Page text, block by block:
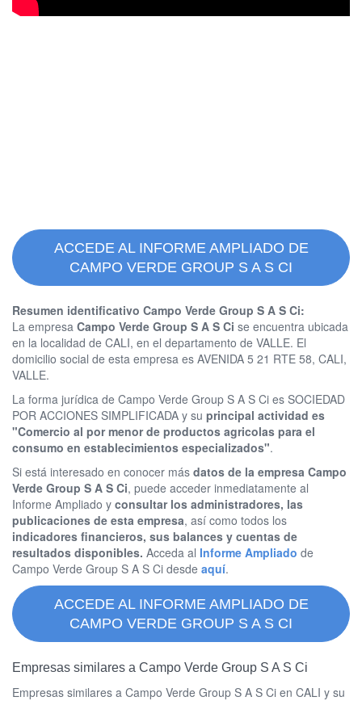
ACCEDE AL INFORME AMPLIADO DE
CAMPO VERDE GROUP S A S CI
Resumen identificativo Campo Verde Group S A S Ci:
La empresa Campo Verde Group S A S Ci se encuentra ubicada
en la localidad de CALI, en el departamento de VALLE. El
domicilio social de esta empresa es AVENIDA 5 21 RTE 58, CALI,
VALLE.
La forma jurídica de Campo Verde Group S A S Ci es SOCIEDAD
POR ACCIONES SIMPLIFICADA y su principal actividad es
"Comercio al por menor de productos agricolas para el
consumo en establecimientos especializados".
Si está interesado en conocer más datos de la empresa Campo
Verde Group S A S Ci, puede acceder inmediatamente al
Informe Ampliado y consultar los administradores, las
publicaciones de esta empresa, así como todos los
indicadores financieros, sus balances y cuentas de
resultados disponibles. Acceda al Informe Ampliado de
Campo Verde Group S A S Ci desde aquí.
ACCEDE AL INFORME AMPLIADO DE
CAMPO VERDE GROUP S A S CI
Empresas similares a Campo Verde Group S A S Ci
Empresas similares a Campo Verde Group S A S Ci en CALI y su